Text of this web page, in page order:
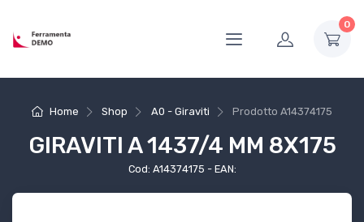
0
Home Shop A0 - Giraviti ProdottoA14374175
GIRAVITI A 1437/4 MM 8X175
Cod: A14374175 - EAN: